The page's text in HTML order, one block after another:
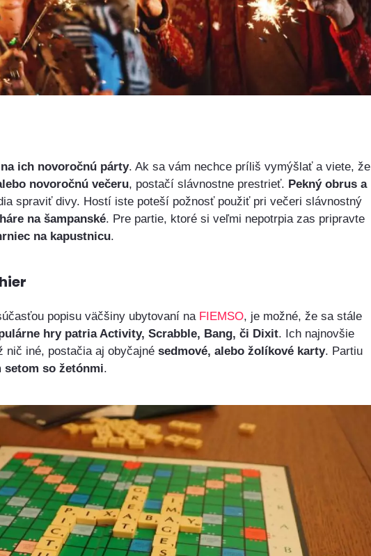
ich novoročnú párty. Ak sa vám nechce príliš vymýšlať a viete, že
novoročnú večeru, postačí slávnostne prestrieť. Pekný obrus a
spraviť divy. Hostí iste poteší požnosť použiť pri večeri slávnostný
na šampanské. Pre partie, ktoré si veľmi nepotrpia zas pripravte
na kapustnicu.
popisu väčšiny ubytovaní na FIEMSO, je možné, že sa stále
hry patria Activity, Scrabble, Bang, či Dixit. Ich najnovšie
nič iné, postačia aj obyčajné sedmové, alebo žolíkové karty. Partiu
setom so žetónmi.